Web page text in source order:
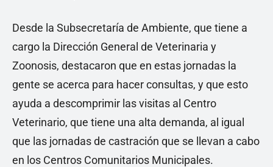
Desde la Subsecretaría de Ambiente, que tiene a
cargo la Dirección General de Veterinaria y
Zoonosis, destacaron que en estas jornadas la
gente se acerca para hacer consultas, y que esto
ayuda a descomprimir las visitas al Centro
Veterinario, que tiene una alta demanda, al igual
que las jornadas de castración que se llevan a cabo
en los Centros Comunitarios Municipales.